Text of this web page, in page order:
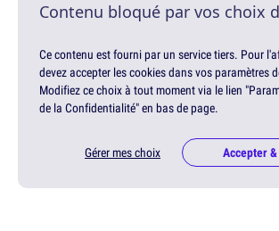
Contenu bloqué par vos choix
Ce contenu est fourni par un service tiers. Pour
devez accepter les cookies dans vos paramètres
Modifiez ce choix à tout moment via le lien
de la Confidentialité" en bas de page.
Gérer mes choix Accepter